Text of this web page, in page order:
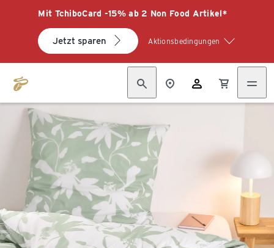
Mit TchiboCard -15% ab 2 Non Food Artikel*
Jetzt sparen Aktionsbedingungen